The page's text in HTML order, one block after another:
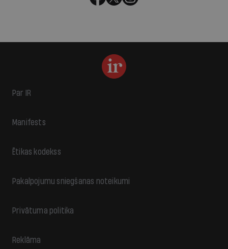
Par IR
Manifests
Ētikas kodekss
Pakalpojumu sniegšanas noteikumi
Privātuma politika
Reklāma